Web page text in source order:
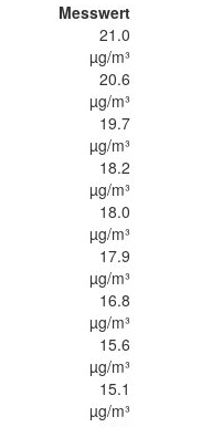
Messwert
21.0
µg/m³
20.6
µg/m³
19.7
µg/m³
18.2
µg/m³
18.0
µg/m³
17.9
µg/m³
16.8
µg/m³
15.6
µg/m³
15.1
µg/m³